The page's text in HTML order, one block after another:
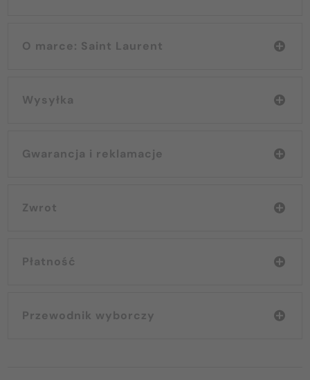
O marce: Saint Laurent
Wysyłka
Gwarancja i reklamacje
Zwrot
Płatność
Przewodnik wyborczy